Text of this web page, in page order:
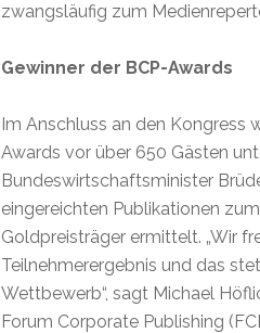
zwangsläufig zum
Gewinner der BCP-Awards
Im Anschluss an den Kongress
Awards vor über 650 Gästen
Bundeswirtschaftsminister
eingereichten Publikationen
Goldpreisträger ermittelt. „Wir
Teilnehmerergebnis und das
Wettbewerb“, sagt Michael
Forum Corporate Publishing